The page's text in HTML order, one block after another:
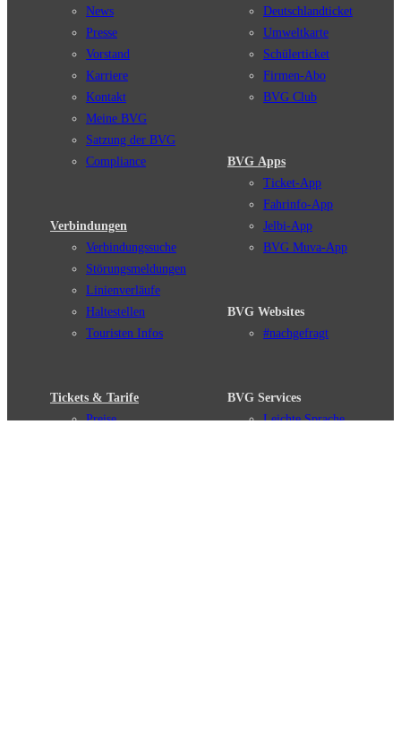
News
Presse
Vorstand
Karriere
Kontakt
Meine BVG
Satzung der BVG
Compliance
Verbindungen
Verbindungssuche
Störungsmeldungen
Linienverläufe
Haltestellen
Touristen Infos
Tickets & Tarife
Preise
Deutschlandticket
Umweltkarte
Schülerticket
Firmen-Abo
BVG Club
BVG Apps
Ticket-App
Fahrinfo-App
Jelbi-App
BVG Muva-App
BVG Websites
#nachgefragt
BVG Services
Leichte Sprache